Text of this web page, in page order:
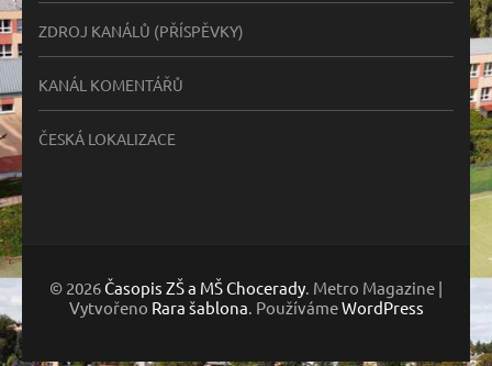
ZDROJ KANÁLŮ (PŘÍSPĚVKY)
KANÁL KOMENTÁŘŮ
ČESKÁ LOKALIZACE
© 2026Časopis ZŠ a MŠ Chocerady . Metro Magazine |
Vytvořeno Rara šablona . PoužívámeWordPress